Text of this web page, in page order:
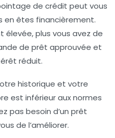
de crédit peut vous
en êtes financièrement.
plus vous avez de
de prêt approuvée et
réduit.
historique et votre
est inférieur aux normes
pas besoin d’un prêt
de l’améliorer.